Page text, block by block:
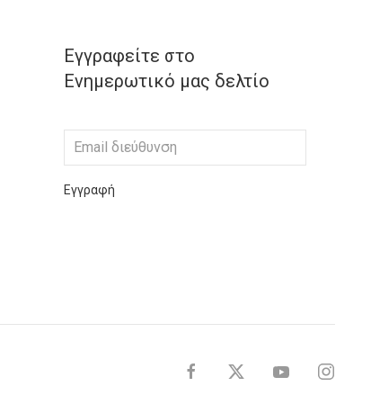
Εγγραφείτε στο
Ενημερωτικό μας δελτίο
Εγγραφή